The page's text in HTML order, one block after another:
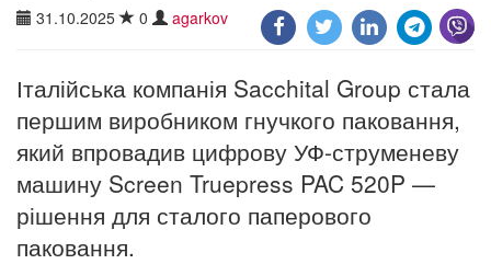
31.10.2025 0 agarkov
Італійська компанія Sacchital Group стала
першим виробником гнучкого паковання,
який впровадив цифрову УФ-струменеву
машину Screen Truepress PAC 520P —
рішення для сталого паперового
паковання.